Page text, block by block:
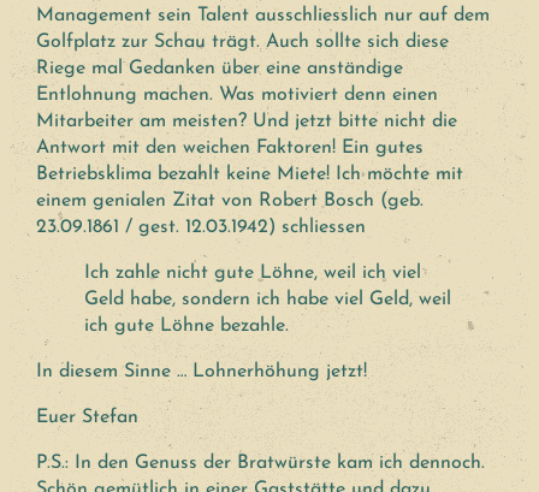
Management sein Talent ausschliesslich nur auf dem
Golfplatz zur Schau trägt. Auch sollte sich diese
Riege mal Gedanken über eine anständige
Entlohnung machen. Was motiviert denn einen
Mitarbeiter am meisten? Und jetzt bitte nicht die
Antwort mit den weichen Faktoren! Ein gutes
Betriebsklima bezahlt keine Miete! Ich möchte mit
einem genialen Zitat von Robert Bosch (geb.
23.09.1861 / gest. 12.03.1942) schliessen
Ich zahle nicht gute Löhne, weil ich viel
Geld habe, sondern ich habe viel Geld, weil
ich gute Löhne bezahle.
In diesem Sinne … Lohnerhöhung jetzt!
Euer Stefan
P.S.: In den Genuss der Bratwürste kam ich dennoch.